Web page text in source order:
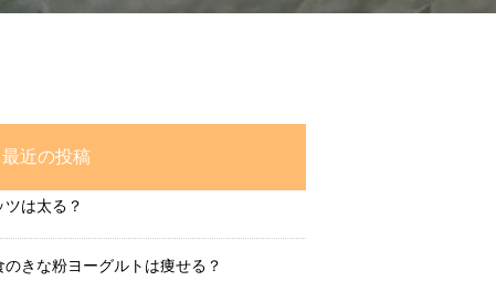
最近の投稿
ツは太る？
のきな粉ヨーグルトは痩せる？